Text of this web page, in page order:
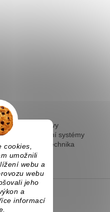
cookies,
umožnili
webu a
webu
jeho
a
informací
.
sestavy
Ostrovní solární systémy
a dílenská technika
ohřev vody
Shoptet